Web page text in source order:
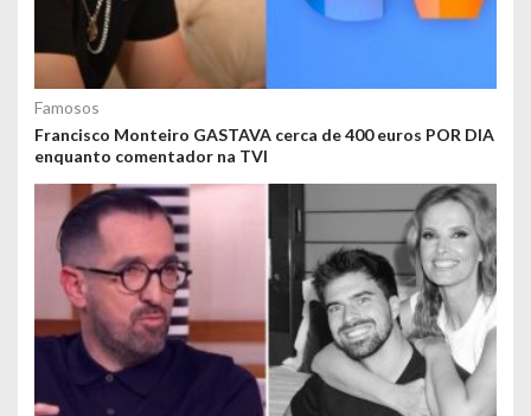
Famosos
Francisco Monteiro GASTAVA cerca de 400 euros POR DIA
enquanto comentador na TVI